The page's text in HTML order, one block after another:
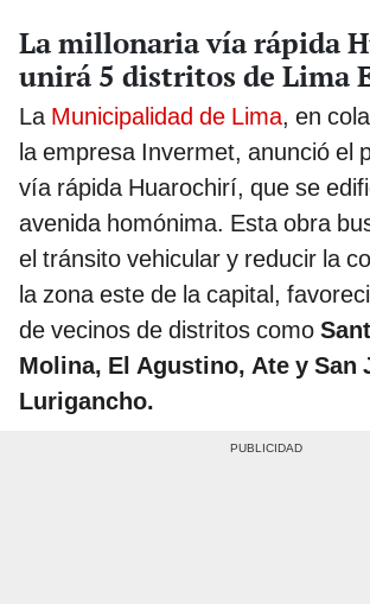
La millonaria vía rápida
unirá 5 distritos de Lima
La Municipalidad de Lima, en
la empresa Invermet, anunció el
vía rápida Huarochirí, que se
avenida homónima. Esta obra
el tránsito vehicular y reducir la
la zona este de la capital,
de vecinos de distritos como
Molina, El Agustino, Ate y San
Lurigancho.